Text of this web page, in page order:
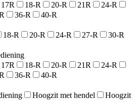
17R 18-R 20-R 21R
24-R
36-R
40-R
18-R 20-R 24-R 27-R
30-R
17R 18-R 20-R 21R
24-R
36-R
40-R
Hoogzit met hendel
Hoogzit